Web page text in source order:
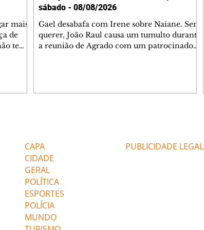
mais
de
tem
de
sábado - 08/08/2026
Gael desabafa com Irene sobre Naiane. Sem
querer, João Raul causa um tumulto durante
a reunião de Agrado com um patrocinador.
termina o relacionamento dos dois.
CAPA
CIDADE
GERAL
POLÍTICA
ESPORTES
POLÍCIA
MUNDO
PUBLICIDADE LEGAL